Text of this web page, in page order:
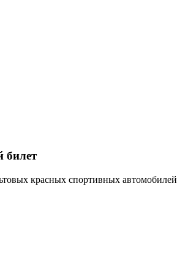
билет
красных спортивных автомобилей